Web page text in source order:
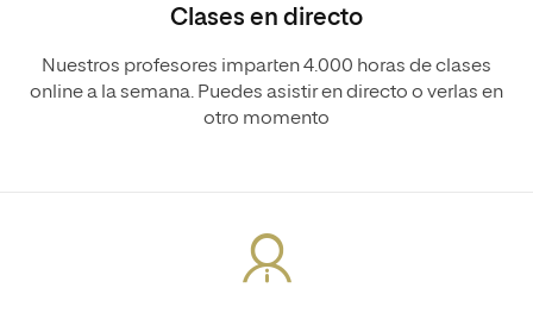
Clases en directo
Nuestros profesores imparten 4.000 horas de clases
online a la semana. Puedes asistir en directo o verlas en
otro momento